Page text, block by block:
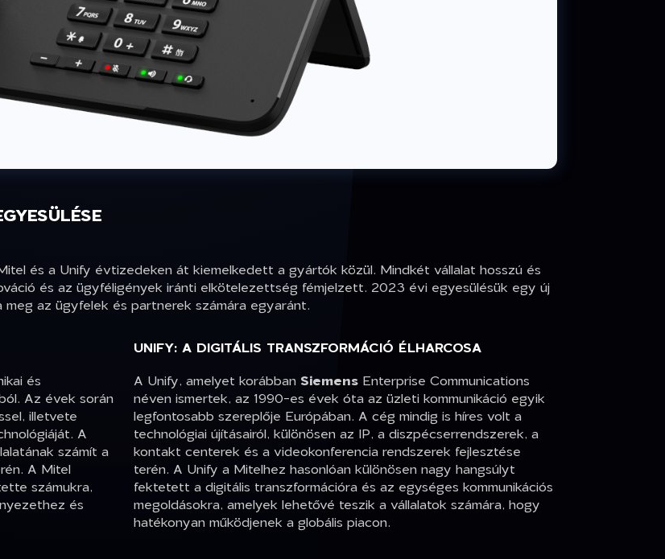
és a Unify évtizedeken át kiemelkedett a gyártók közül. Mindkét vállalat hosszú és
és az ügyféligények iránti elkötelezettség fémjelzett. 2023 évi egyesülésük egy új
az ügyfelek és partnerek számára egyaránt.
és
Az évek során
illetvete
A
számít a
A Mitel
számukra,
és
UNIFY: A DIGITÁLIS TRANSZFORMÁCIÓ ÉLHARCOSA
A Unify, amelyet korábban Siemens Enterprise Communications
néven ismertek, az 1990-es évek óta az üzleti kommunikáció egyik
legfontosabb szereplője Európában. A cég mindig is híres volt a
technológiai újításairól, különösen az IP, a diszpécserrendszerek, a
kontakt centerek és a videokonferencia rendszerek fejlesztése
terén. A Unify a Mitelhez hasonlóan különösen nagy hangsúlyt
fektetett a digitális transzformációra és az egységes kommunikációs
megoldásokra, amelyek lehetővé teszik a vállalatok számára, hogy
hatékonyan működjenek a globális piacon.